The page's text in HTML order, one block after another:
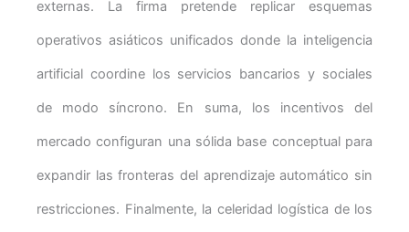
externas. La firma pretende replicar esquemas
operativos asiáticos unificados donde la inteligencia
artificial coordine los servicios bancarios y sociales
de modo síncrono. En suma, los incentivos del
mercado configuran una sólida base conceptual para
expandir las fronteras del aprendizaje automático sin
restricciones. Finalmente, la celeridad logística de los